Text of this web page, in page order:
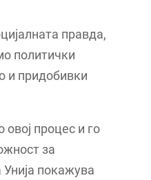
правда,
политички
и придобивки
процес и го
за
покажува